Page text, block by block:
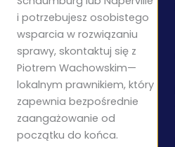
i potrzebujesz osobistego
wsparcia w rozwiązaniu
sprawy, skontaktuj się z
Piotrem Wachowskim—
lokalnym prawnikiem, który
zapewnia bezpośrednie
zaangażowanie od
początku do końca.